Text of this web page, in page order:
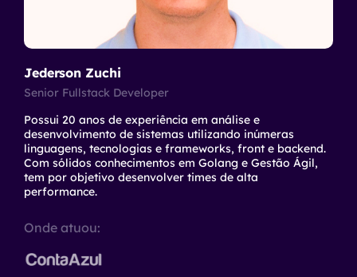
Jederson Zuchi
Senior Fullstack Developer
Possui 20 anos de experiência em análise e
desenvolvimento de sistemas utilizando inúmeras
linguagens, tecnologias e frameworks, front e backend.
Com sólidos conhecimentos em Golang e Gestão Ágil,
tem por objetivo desenvolver times de alta
performance.
Onde atuou: